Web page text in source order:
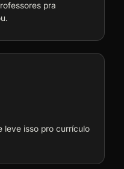
pra
leve isso pro currículo